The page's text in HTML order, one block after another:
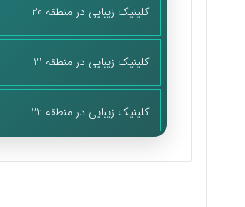
کلینیک زیبایی در منطقه 20
کلینیک زیبایی در منطقه 21
کلینیک زیبایی در منطقه 22